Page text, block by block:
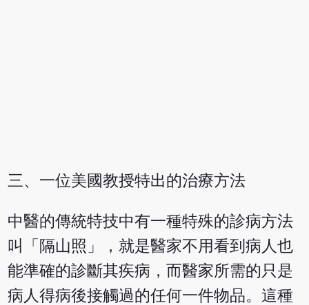
三、一位美國教授特出的治療方法
中醫的傳統特技中有一種特殊的診病方法
叫「隔山照」，就是醫家不用看到病人也
能準確的診斷其疾病，而醫家所需的只是
病人得病後接觸過的任何一件物品。這種